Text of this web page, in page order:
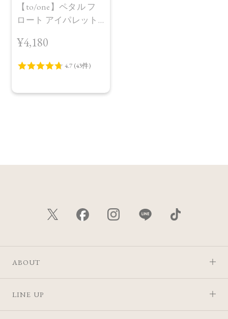
【to/one】ペタル フ
ロート アイパレット
¥4,180
ABOUT
LINE UP